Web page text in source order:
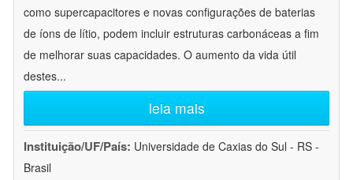
como supercapacitores e novas configurações de baterias
de íons de lítio, podem incluir estruturas carbonáceas a fim
de melhorar suas capacidades. O aumento da vida útil
destes...
leia mais
Instituição/UF/País: Universidade de Caxias do Sul - RS -
Brasil